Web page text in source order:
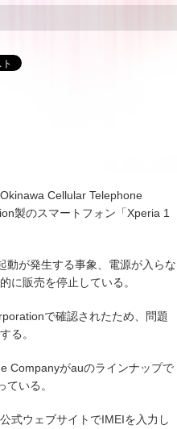
Cellular Telephone
製のスマートフォン「Xperia 1
動が発生する事象、電源が入らな
に販売を停止している。
で確認されたため、問題
る。
Companyがauのラインナップで
いる。
式ウェブサイトでIMEIを入力し